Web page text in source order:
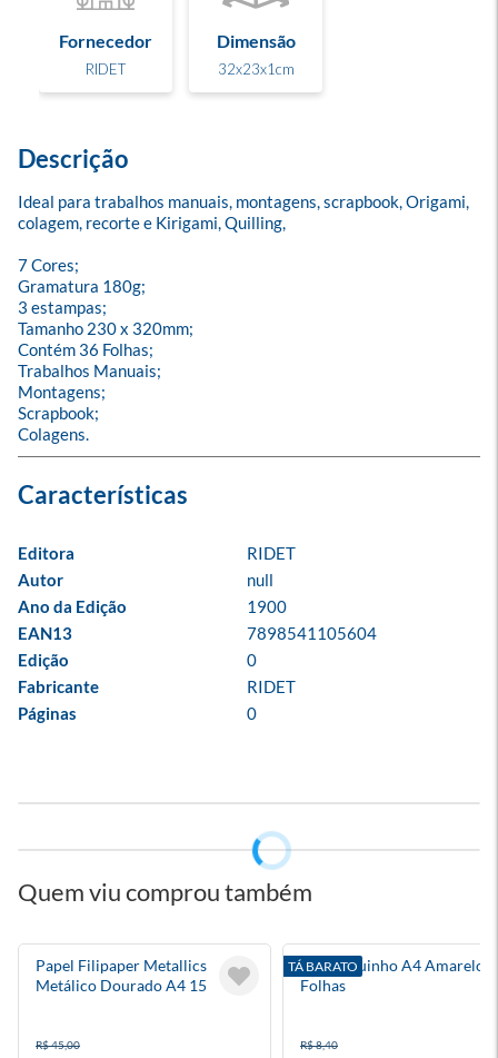
Fornecedor
RIDET
Dimensão
32x23x1cm
Descrição
Ideal para trabalhos manuais, montagens, scrapbook, Origami,
colagem, recorte e Kirigami, Quilling,
7 Cores;
Gramatura 180g;
3 estampas;
Tamanho 230 x 320mm;
Contém 36 Folhas;
Trabalhos Manuais;
Montagens;
Scrapbook;
Colagens.
Editora
RIDET
Autor
null
Ano da Edição
1900
EAN13
7898541105604
Edição
0
Fabricante
RIDET
Páginas
0
Quem viu comprou também
Papel Filipaper Metallics
Metálico Dourado A4 15
R$ 45,00
TÁ BARATO
Chamequinho A4 Amarelo
Folhas
R$ 8,40